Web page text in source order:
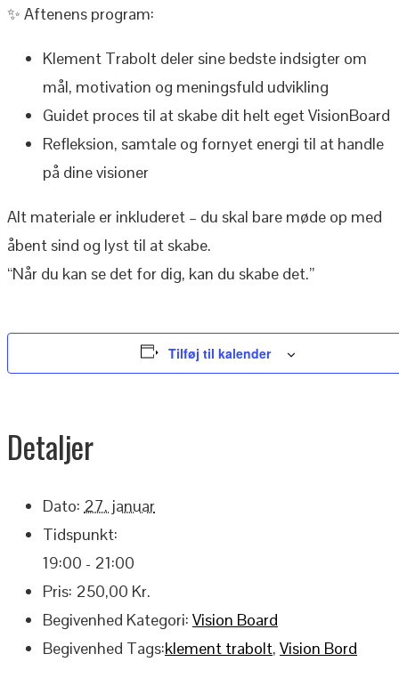
✨ Aftenens program:
Klement Trabolt deler sine bedste indsigter om
mål, motivation og meningsfuld udvikling
Guidet proces til at skabe dit helt eget VisionBoard
Refleksion, samtale og fornyet energi til at handle
på dine visioner
Alt materiale er inkluderet – du skal bare møde op med
åbent sind og lyst til at skabe.
“Når du kan se det for dig, kan du skabe det.”
Tilføj til kalender
Detaljer
Dato: 27. januar
Tidspunkt:
19:00 - 21:00
Pris: 250,00 Kr.
Begivenhed Kategori: Vision Board
Begivenhed Tags:klement trabolt, Vision Bord